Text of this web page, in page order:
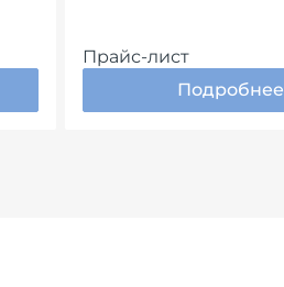
Прайс-лист
Подробнее